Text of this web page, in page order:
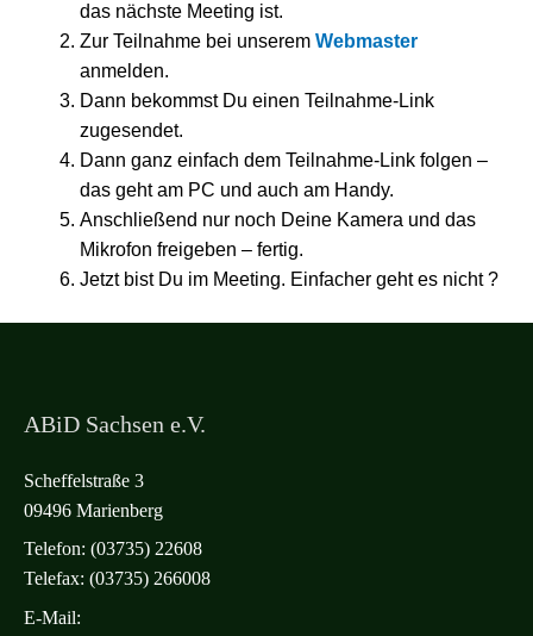
das nächste Meeting ist.
Zur Teilnahme bei unserem Webmaster
anmelden.
Dann bekommst Du einen Teilnahme-Link
zugesendet.
Dann ganz einfach dem Teilnahme-Link folgen –
das geht am PC und auch am Handy.
Anschließend nur noch Deine Kamera und das
Mikrofon freigeben – fertig.
Jetzt bist Du im Meeting. Einfacher geht es nicht ?
ABiD Sachsen e.V.
Scheffelstraße 3
09496 Marienberg
Telefon: (03735) 22608
Telefax: (03735) 266008
E-Mail: